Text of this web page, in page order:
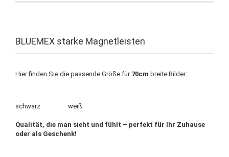
BLUEMEX starke Magnetleisten
Hier finden Sie die passende Größe für 70cm breite Bilder:
schwarz weiß
Qualität, die man sieht und fühlt – perfekt für Ihr Zuhause
oder als Geschenk!